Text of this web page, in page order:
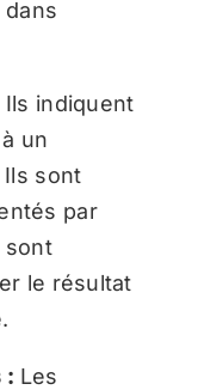
dans
Ils indiquent
un
Ils sont
par
sont
le résultat
: Les